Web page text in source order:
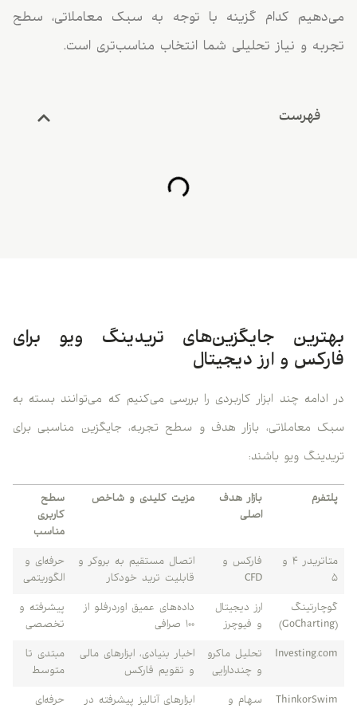
می‌دهیم کدام گزینه با توجه به سبک معاملاتی، سطح
تجربه و نیاز تحلیلی شما انتخاب مناسب‌تری است.
فهرست
بهترین جایگزین‌های تریدینگ ویو برای
فارکس و ارز دیجیتال
در ادامه چند ابزار کاربردی را بررسی می‌کنیم که می‌توانند بسته به
سبک معاملاتی، بازار هدف و سطح تجربه، جایگزین مناسبی برای
تریدینگ ویو باشند:
پلتفرم
بازار هدف
اصلی
مزیت کلیدی و شاخص
سطح
کاربری
مناسب
متاتریدر ۴ و
۵
فارکس و
CFD
اتصال مستقیم به بروکر و
قابلیت ترید خودکار
حرفه‌ای و
الگوریتمی
گوچارتینگ
(GoCharting)
ارز دیجیتال
و فیوچرز
داده‌های عمیق اوردرفلو از
۱۰۰ صرافی
پیشرفته و
تخصصی
Investing.com
تحلیل ماکرو
و چنددارایی
اخبار بنیادی، ابزارهای مالی
و تقویم فارکس
مبتدی تا
متوسط
ThinkorSwim
سهام و
ابزارهای آنالیز پیشرفته در
حرفه‌ای